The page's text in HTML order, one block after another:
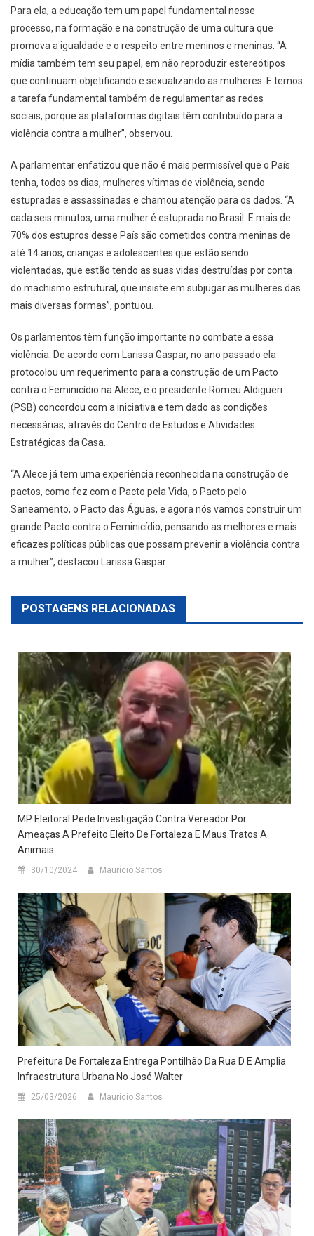
Para ela, a educação tem um papel fundamental nesse
processo, na formação e na construção de uma cultura que
promova a igualdade e o respeito entre meninos e meninas. “A
mídia também tem seu papel, em não reproduzir estereótipos
que continuam objetificando e sexualizando as mulheres. E temos
a tarefa fundamental também de regulamentar as redes
sociais, porque as plataformas digitais têm contribuído para a
violência contra a mulher”, observou.
A parlamentar enfatizou que não é mais permissível que o País
tenha, todos os dias, mulheres vítimas de violência, sendo
estupradas e assassinadas e chamou atenção para os dados. “A
cada seis minutos, uma mulher é estuprada no Brasil. E mais de
70% dos estupros desse País são cometidos contra meninas de
até 14 anos, crianças e adolescentes que estão sendo
violentadas, que estão tendo as suas vidas destruídas por conta
do machismo estrutural, que insiste em subjugar as mulheres das
mais diversas formas”, pontuou.
Os parlamentos têm função importante no combate a essa
violência. De acordo com Larissa Gaspar, no ano passado ela
protocolou um requerimento para a construção de um Pacto
contra o Feminicídio na Alece, e o presidente Romeu Aldigueri
(PSB) concordou com a iniciativa e tem dado as condições
necessárias, através do Centro de Estudos e Atividades
Estratégicas da Casa.
“A Alece já tem uma experiência reconhecida na construção de
pactos, como fez com o Pacto pela Vida, o Pacto pelo
Saneamento, o Pacto das Águas, e agora nós vamos construir um
grande Pacto contra o Feminicídio, pensando as melhores e mais
eficazes políticas públicas que possam prevenir a violência contra
a mulher”, destacou Larissa Gaspar.
POSTAGENS RELACIONADAS
MP Eleitoral Pede Investigação Contra Vereador Por
Ameaças A Prefeito Eleito De Fortaleza E Maus Tratos A
Animais
30/10/2024 Maurício Santos
Prefeitura De Fortaleza Entrega Pontilhão Da Rua D E Amplia
Infraestrutura Urbana No José Walter
25/03/2026 Maurício Santos